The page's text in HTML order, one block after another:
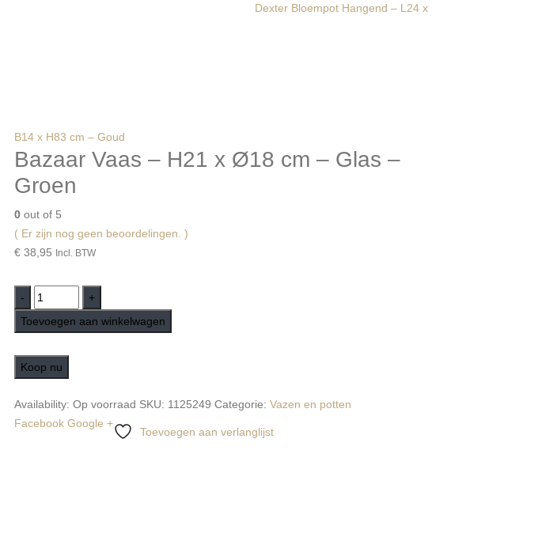
Dexter Bloempot Hangend – L24 x
B14 x H83 cm – Goud
Bazaar Vaas – H21 x Ø18 cm – Glas –
Groen
0 out of 5
( Er zijn nog geen beoordelingen. )
€ 38,95 Incl. BTW
-
+
Toevoegen aan winkelwagen
Koop nu
Availability: Op voorraad SKU: 1125249 Categorie: Vazen en potten
Facebook Google +
Toevoegen aan verlanglijst